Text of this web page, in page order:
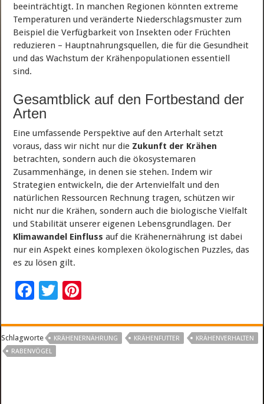
beeinträchtigt. In manchen Regionen könnten extreme
Temperaturen und veränderte Niederschlagsmuster zum
Beispiel die Verfügbarkeit von Insekten oder Früchten
reduzieren – Hauptnahrungsquellen, die für die Gesundheit
und das Wachstum der Krähenpopulationen essentiell
sind.
Gesamtblick auf den Fortbestand der
Arten
Eine umfassende Perspektive auf den Arterhalt setzt
voraus, dass wir nicht nur die Zukunft der Krähen
betrachten, sondern auch die ökosystemaren
Zusammenhänge, in denen sie stehen. Indem wir
Strategien entwickeln, die der Artenvielfalt und den
natürlichen Ressourcen Rechnung tragen, schützen wir
nicht nur die Krähen, sondern auch die biologische Vielfalt
und Stabilität unserer eigenen Lebensgrundlagen. Der
Klimawandel Einfluss auf die Krähenernährung ist dabei
nur ein Aspekt eines komplexen ökologischen Puzzles, das
es zu lösen gilt.
F
e
b
T
tt
er
er
es
Schlagworte KRÄHENERNÄHRUNG KRÄHENFUTTER
KRÄHENVERHALTEN
RABENVÖGEL